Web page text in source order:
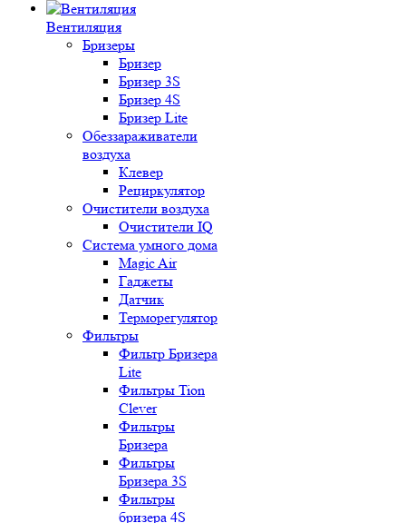
Вентиляция
Бризеры
Бризер
Бризер 3S
Бризер 4S
Бризер Lite
Обеззараживатели
воздуха
Клевер
Рециркулятор
Очистители воздуха
Очистители IQ
Система умного дома
Magic Air
Гаджеты
Датчик
Терморегулятор
Фильтры
Фильтр Бризера
Lite
Фильтры Tion
Clever
Фильтры
Бризера
Фильтры
Бризера 3S
Фильтры
бризера 4S